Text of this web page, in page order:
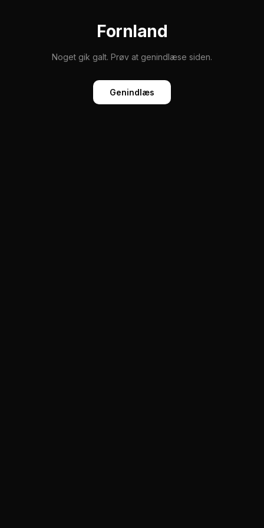
Fornland
Noget gik galt. Prøv at genindlæse siden.
Genindlæs